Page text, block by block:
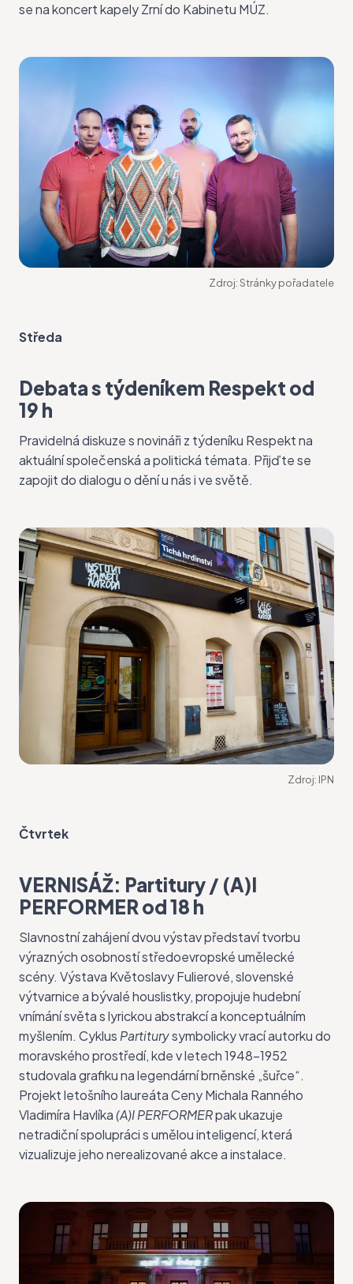
se nakoncert kapely Zrnído Kabinetu MÚZ.
Zdroj:Stránky pořadatele
Středa
Debata s týdeníkem Respekt od
19 h
Pravidelnádiskuze s novináři z týdeníku Respekt na
aktuální společenská a politická témata. Přijďte se
zapojit do dialogu o dění u nás i ve světě.
Zdroj: IPN
Čtvrtek
VERNISÁŽ: Partitury / (A)I
PERFORMER od 18 h
Slavnostní zahájení dvouvýstavpředstaví tvorbu
výrazných osobností středoevropské umělecké
scény. Výstava Květoslavy Fulierové, slovenské
výtvarnice a bývalé houslistky, propojuje hudební
vnímání světa s lyrickou abstrakcí a konceptuálním
myšlením. Cyklus Partiturysymbolicky vrací autorku do
moravského prostředí, kde v letech 1948–1952
studovala grafiku na legendární brněnské „šuřce“.
Projekt letošního laureáta Ceny Michala Ranného
Vladimíra Havlíka(A)I PERFORMERpak ukazuje
netradiční spolupráci s umělou inteligencí, která
vizualizuje jeho nerealizované akce a instalace.